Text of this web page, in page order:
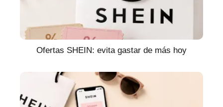
Ofertas SHEIN: evita gastar de más hoy